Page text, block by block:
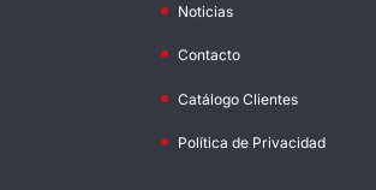
Noticias
Contacto
Catálogo Clientes
Política de Privacidad